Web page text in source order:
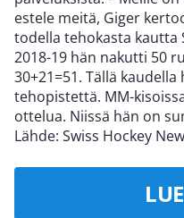
estele meitä, Giger
todella tehokasta kautta
2018-19 hän nakutti 50
30+21=51. Tällä
tehopistettä. MM-
ottelua. Niissä hän on
Lähde: Swiss Hockey